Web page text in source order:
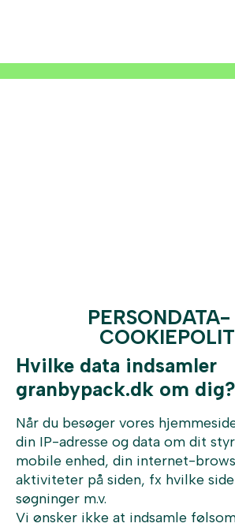
Hvilke data indsamler
granbypack.dk om dig?
Når du besøger vores
din IP-adresse og data om dit
mobile enhed, din internet-
aktiviteter på siden, fx hvilke
søgninger m.v.
Vi ønsker ikke at indsamle